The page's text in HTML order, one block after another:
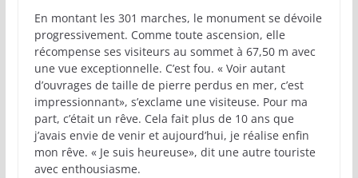
En montant les 301 marches, le monument se dévoile
progressivement. Comme toute ascension, elle
récompense ses visiteurs au sommet à 67,50 m avec
une vue exceptionnelle. C’est fou. « Voir autant
d’ouvrages de taille de pierre perdus en mer, c’est
impressionnant», s’exclame une visiteuse. Pour ma
part, c’était un rêve. Cela fait plus de 10 ans que
j’avais envie de venir et aujourd’hui, je réalise enfin
mon rêve. « Je suis heureuse», dit une autre touriste
avec enthousiasme.